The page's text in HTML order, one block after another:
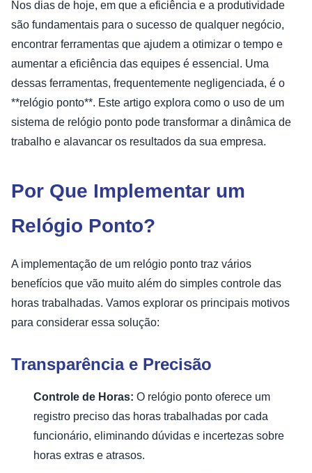
Nos dias de hoje, em que a eficiência e a produtividade
são fundamentais para o sucesso de qualquer negócio,
encontrar ferramentas que ajudem a otimizar o tempo e
aumentar a eficiência das equipes é essencial. Uma
dessas ferramentas, frequentemente negligenciada, é o
**relógio ponto**. Este artigo explora como o uso de um
sistema de relógio ponto pode transformar a dinâmica de
trabalho e alavancar os resultados da sua empresa.
Por Que Implementar um
Relógio Ponto?
A implementação de um relógio ponto traz vários
benefícios que vão muito além do simples controle das
horas trabalhadas. Vamos explorar os principais motivos
para considerar essa solução:
Transparência e Precisão
Controle de Horas: O relógio ponto oferece um
registro preciso das horas trabalhadas por cada
funcionário, eliminando dúvidas e incertezas sobre
horas extras e atrasos.